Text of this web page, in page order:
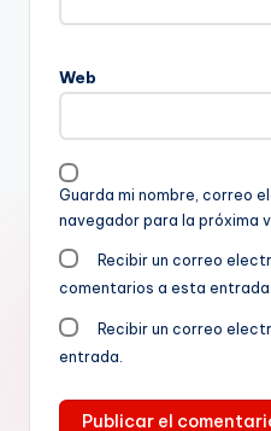
Web
Guarda mi nombre, correo
navegador para la próxima
Recibir un correo
comentarios a esta entrada.
Recibir un correo
entrada.